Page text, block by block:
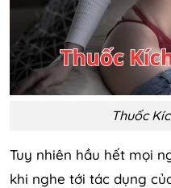
Thuốc
Tuy nhiên hầu hết mọi
khi nghe tới tác dụng